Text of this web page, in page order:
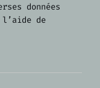
données
l’aide de